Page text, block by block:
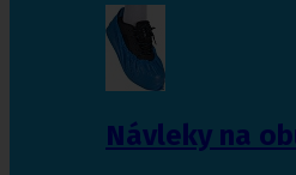
Návleky na